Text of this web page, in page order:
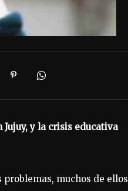
Jujuy, y la crisis educativa
muchos de ellos